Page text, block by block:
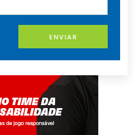
ENVIAR